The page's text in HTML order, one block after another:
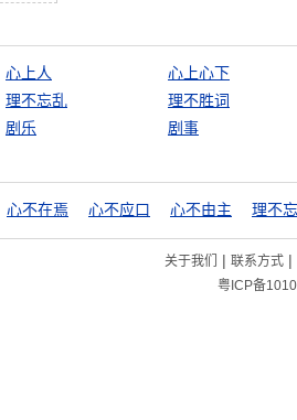
心上人
心上心下
理不忘乱
理不胜词
剧乐 剧事
心不在焉 心不应口 心不由主 理不
关于我们 | 联系方式|
粤ICP备